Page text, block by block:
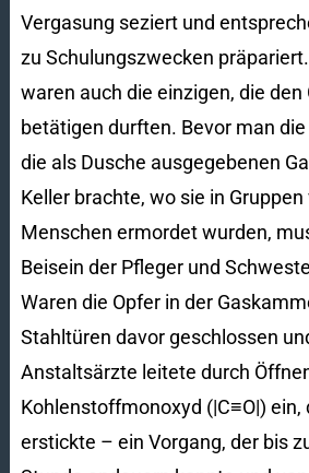
Vergasung seziert und
zu Schulungszwecken
waren auch die einzigen, die den
betätigen durften. Bevor man
die als Dusche ausgegebenen
Keller brachte, wo sie in
Menschen ermordet wurden,
Beisein der Pfleger und
Waren die Opfer in der
Stahltüren davor geschlossen
Anstaltsärzte leitete durch
Kohlenstoffmonoxyd (|C≡O|) ein,
erstickte – ein Vorgang, der bis